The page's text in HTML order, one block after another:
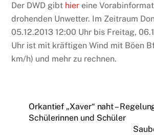
Der DWD gibt hier eine
drohenden Unwetter. Im Zeitraum
05.12.2013 12:00 Uhr bis Freitag,
Uhr ist mit kräftigen Wind mit Böen
km/h) und mehr zu rechnen.
Orkantief „Xaver“ naht –
Schülerinnen und Schüler